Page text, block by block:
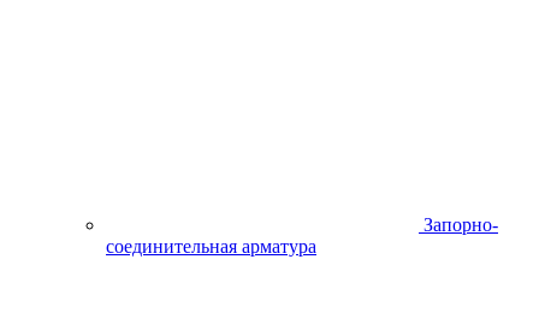
Запорно-
соединительная арматура